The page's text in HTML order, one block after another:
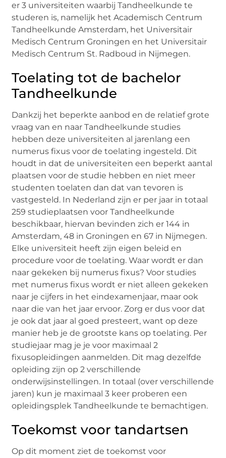
er 3 universiteiten waarbij Tandheelkunde te
studeren is, namelijk het Academisch Centrum
Tandheelkunde Amsterdam, het Universitair
Medisch Centrum Groningen en het Universitair
Medisch Centrum St. Radboud in Nijmegen.
Toelating tot de bachelor
Tandheelkunde
Dankzij het beperkte aanbod en de relatief grote
vraag van en naar Tandheelkunde studies
hebben deze universiteiten al jarenlang een
numerus fixus voor de toelating ingesteld. Dit
houdt in dat de universiteiten een beperkt aantal
plaatsen voor de studie hebben en niet meer
studenten toelaten dan dat van tevoren is
vastgesteld. In Nederland zijn er per jaar in totaal
259 studieplaatsen voor Tandheelkunde
beschikbaar, hiervan bevinden zich er 144 in
Amsterdam, 48 in Groningen en 67 in Nijmegen.
Elke universiteit heeft zijn eigen beleid en
procedure voor de toelating. Waar wordt er dan
naar gekeken bij numerus fixus? Voor studies
met numerus fixus wordt er niet alleen gekeken
naar je cijfers in het eindexamenjaar, maar ook
naar die van het jaar ervoor. Zorg er dus voor dat
je ook dat jaar al goed presteert, want op deze
manier heb je de grootste kans op toelating. Per
studiejaar mag je je voor maximaal 2
fixusopleidingen aanmelden. Dit mag dezelfde
opleiding zijn op 2 verschillende
onderwijsinstellingen. In totaal (over verschillende
jaren) kun je maximaal 3 keer proberen een
opleidingsplek Tandheelkunde te bemachtigen.
Toekomst voor tandartsen
Op dit moment ziet de toekomst voor